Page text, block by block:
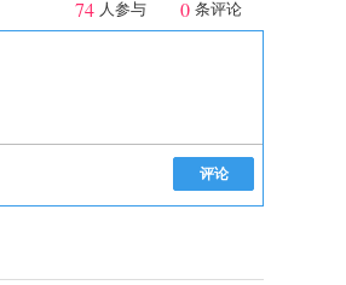
0 条评论
74 人参与
评论